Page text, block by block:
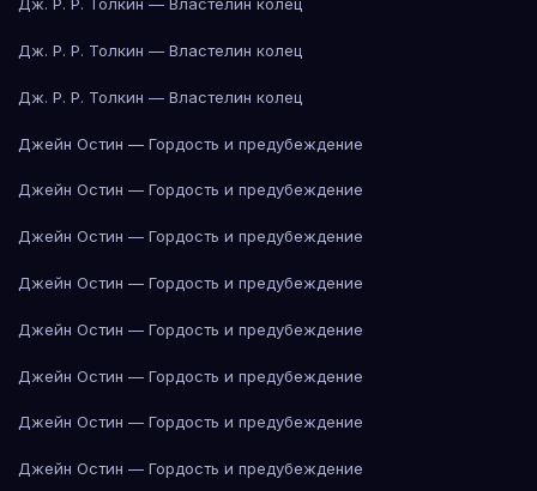
Дж. Р. Р. Толкин — Властелин колец
Дж. Р. Р. Толкин — Властелин колец
Дж. Р. Р. Толкин — Властелин колец
Джейн Остин — Гордость и предубеждение
Джейн Остин — Гордость и предубеждение
Джейн Остин — Гордость и предубеждение
Джейн Остин — Гордость и предубеждение
Джейн Остин — Гордость и предубеждение
Джейн Остин — Гордость и предубеждение
Джейн Остин — Гордость и предубеждение
Джейн Остин — Гордость и предубеждение